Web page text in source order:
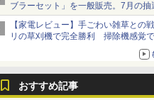
ブラーセット」を一般販売。7月の抽
当選無効分
【家電レビュー】手ごわい雑草との
リの草刈機で完全勝利 掃除機感覚
おすすめ記事